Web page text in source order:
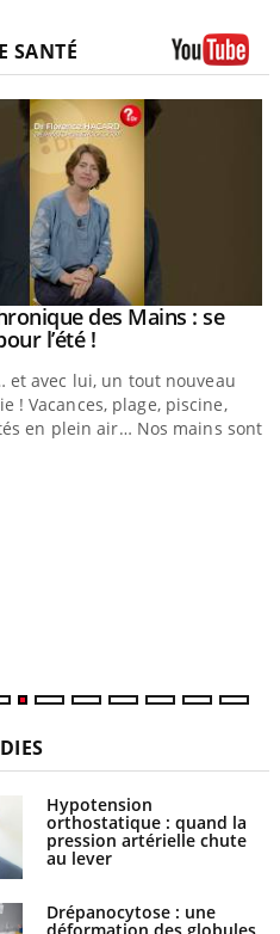
SANTÉ
des Mains : se
l’été !Youtube
et avec lui, un tout nouveau
! Vacances, plage, piscine,
en plein air… Nos mains sont
Hypotension
orthostatique : quand la
pression artérielle chute
au lever
Drépanocytose : une
déformation des globules